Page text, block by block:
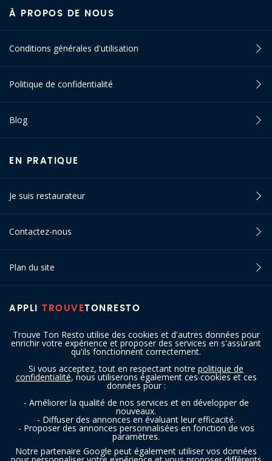
Trouve Ton Resto utilise des cookies et d'autres données pour
enrichir votre expérience et proposer des services en s'assurant
qu'ils fonctionnent correctement.
Si vous acceptez, tout en respectant notre politique de
confidentialité, nous utiliserons également ces cookies et ces
données pour :
- Améliorer la qualité de nos services et en développer de
nouveaux.
- Diffuser des annonces en évaluant leur efficacité.
- Proposer des annonces personnalisées en fonction de vos
paramètres.
Notre partenaire Google peut également utiliser vos données
APPLI TROUVETONRESTO
À PROPOS DE NOUS
Conditions générales d'utilisation
Politique de confidentialité
Blog
EN PRATIQUE
Je suis restaurateur
Contactez-nous
Plan du site
SUIVEZ-NOUS